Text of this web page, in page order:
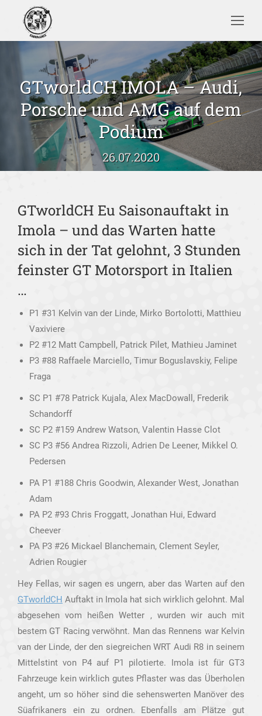
Search:
GTworldCH IMOLA – Audi,
Porsche und AMG auf dem
Podium
26.07.2020
Sie befinden sich hier:
GTworldCH Eu Saisonauftakt in
Imola – und das Warten hatte
sich in der Tat gelohnt, 3 Stunden
feinster GT Motorsport in Italien
…
P1 #31 Kelvin van der Linde, Mirko Bortolotti, Matthieu
Vaxiviere
P2 #12 Matt Campbell, Patrick Pilet, Mathieu Jaminet
P3 #88 Raffaele Marciello, Timur Boguslavskiy, Felipe
Fraga
SC P1 #78 Patrick Kujala, Alex MacDowall, Frederik
Schandorff
SC P2 #159 Andrew Watson, Valentin Hasse Clot
SC P3 #56 Andrea Rizzoli, Adrien De Leener, Mikkel O.
Pedersen
PA P1 #188 Chris Goodwin, Alexander West, Jonathan
Adam
PA P2 #93 Chris Froggatt, Jonathan Hui, Edward
Cheever
PA P3 #26 Mickael Blanchemain, Clement Seyler,
Adrien Rougier
Hey Fellas, wir sagen es ungern, aber das Warten auf den
GTworldCH Auftakt in Imola hat sich wirklich gelohnt. Mal
abgesehen vom heißen Wetter , wurden wir auch mit
bestem GT Racing verwöhnt. Man das Rennens war Kelvin
van der Linde, der den siegreichen WRT Audi R8 in seinem
Mittelstint von P4 auf P1 pilotierte. Imola ist für GT3
Fahrzeuge kein wirklich gutes Pflaster was das Überholen
angeht, um so höher sind die sehenswerten Manöver des
Süafrikaners ein zu ordnen. Ebenfalls am Plätze gut